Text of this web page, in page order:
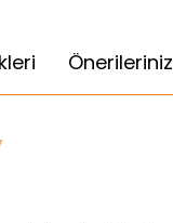
Önerileriniz